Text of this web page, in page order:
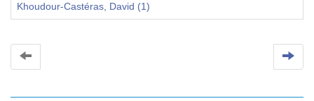
Khoudour-Castéras, David (1)